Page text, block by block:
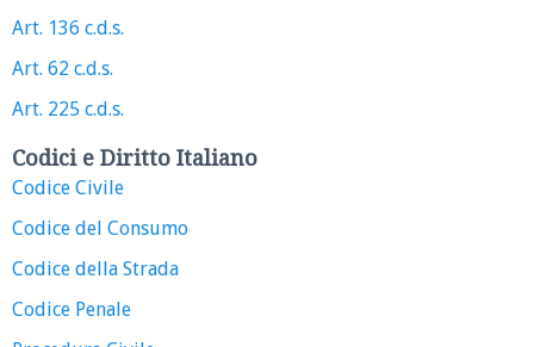
Art. 136 c.d.s.
Art. 62 c.d.s.
Art. 225 c.d.s.
Codici e Diritto Italiano
Codice Civile
Codice del Consumo
Codice della Strada
Codice Penale